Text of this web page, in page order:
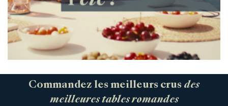
Commandez les meilleurs crus des
meilleures tables romandes